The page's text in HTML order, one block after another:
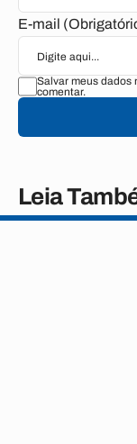
E-mail
Salvar meus dados
comentar.
Leia